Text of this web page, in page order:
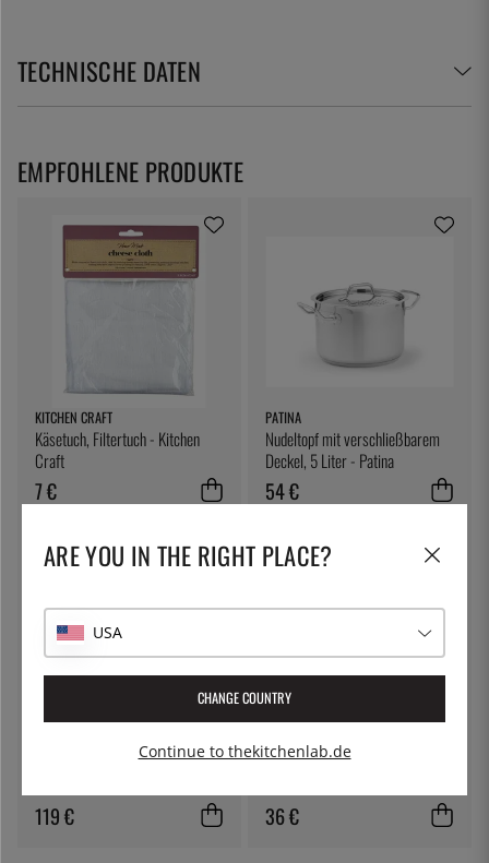
TECHNISCHE DATEN
KITCHEN CRAFT
Käsetuch, Filtertuch - Kitchen
Craft
7 €
PATINA
Nudeltopf mit verschließbarem
Deckel, 5 Liter - Patina
54 €
119 €
100% CHEF
Eiswürfel, klar - 100% Chef
36 €
EMPFOHLENE PRODUKTE
ARE YOU IN THE RIGHT PLACE?
USA
CHANGE COUNTRY
Continue to thekitchenlab.de